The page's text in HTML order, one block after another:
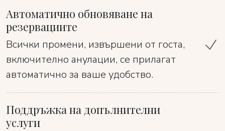
Автоматично обновяване на
резервациите
Всички промени, извършени от госта,
включително анулации, се прилагат
автоматично за ваше удобство.
Поддръжка на допълнителни
услуги